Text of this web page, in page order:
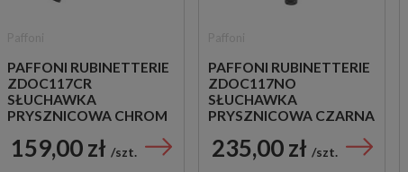
PAFFONI RUBINETTERIE
ZDOC117CR
SŁUCHAWKA
PRYSZNICOWA CHROM
159,00 zł szt.
PAFFONI RUBINETTERIE
ZDOC117NO
SŁUCHAWKA
PRYSZNICOWA CZARNA
235,00 zł szt.